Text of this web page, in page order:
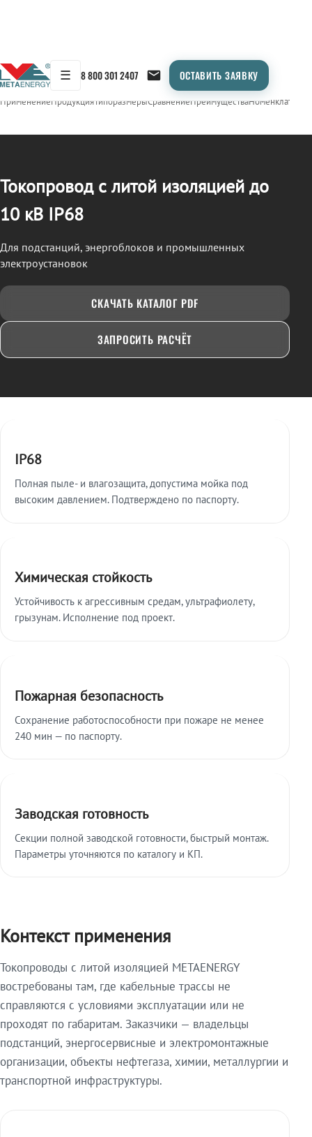
☰ 8 800 301 2407 ОСТАВИТЬ ЗАЯВКУ
← Продукция/ТОКОПРОВОД
ПрименениеПродукцияТипоразмерыСравнениеПреимуществаНоменклатура
Токопровод с литой изоляцией до
10 кВ IP68
Для подстанций, энергоблоков и промышленных
электроустановок
СКАЧАТЬ КАТАЛОГ PDF
ЗАПРОСИТЬ РАСЧЁТ
IP68
Полная пыле- и влагозащита, допустима мойка под
высоким давлением. Подтверждено по паспорту.
Химическая стойкость
Устойчивость к агрессивным средам, ультрафиолету,
грызунам. Исполнение под проект.
Пожарная безопасность
Сохранение работоспособности при пожаре не менее
240 мин — по паспорту.
Заводская готовность
Секции полной заводской готовности, быстрый монтаж.
Параметры уточняются по каталогу и КП.
Контекст применения
Токопроводы с литой изоляцией METAENERGY
востребованы там, где кабельные трассы не
справляются с условиями эксплуатации или не
проходят по габаритам. Заказчики — владельцы
подстанций, энергосервисные и электромонтажные
организации, объекты нефтегаза, химии, металлургии и
транспортной инфраструктуры.